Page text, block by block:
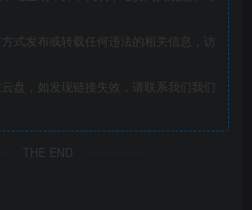
式发布或转载任何违法的相关信息，访
盘，如发现链接失效，请联系我们我们
THE END